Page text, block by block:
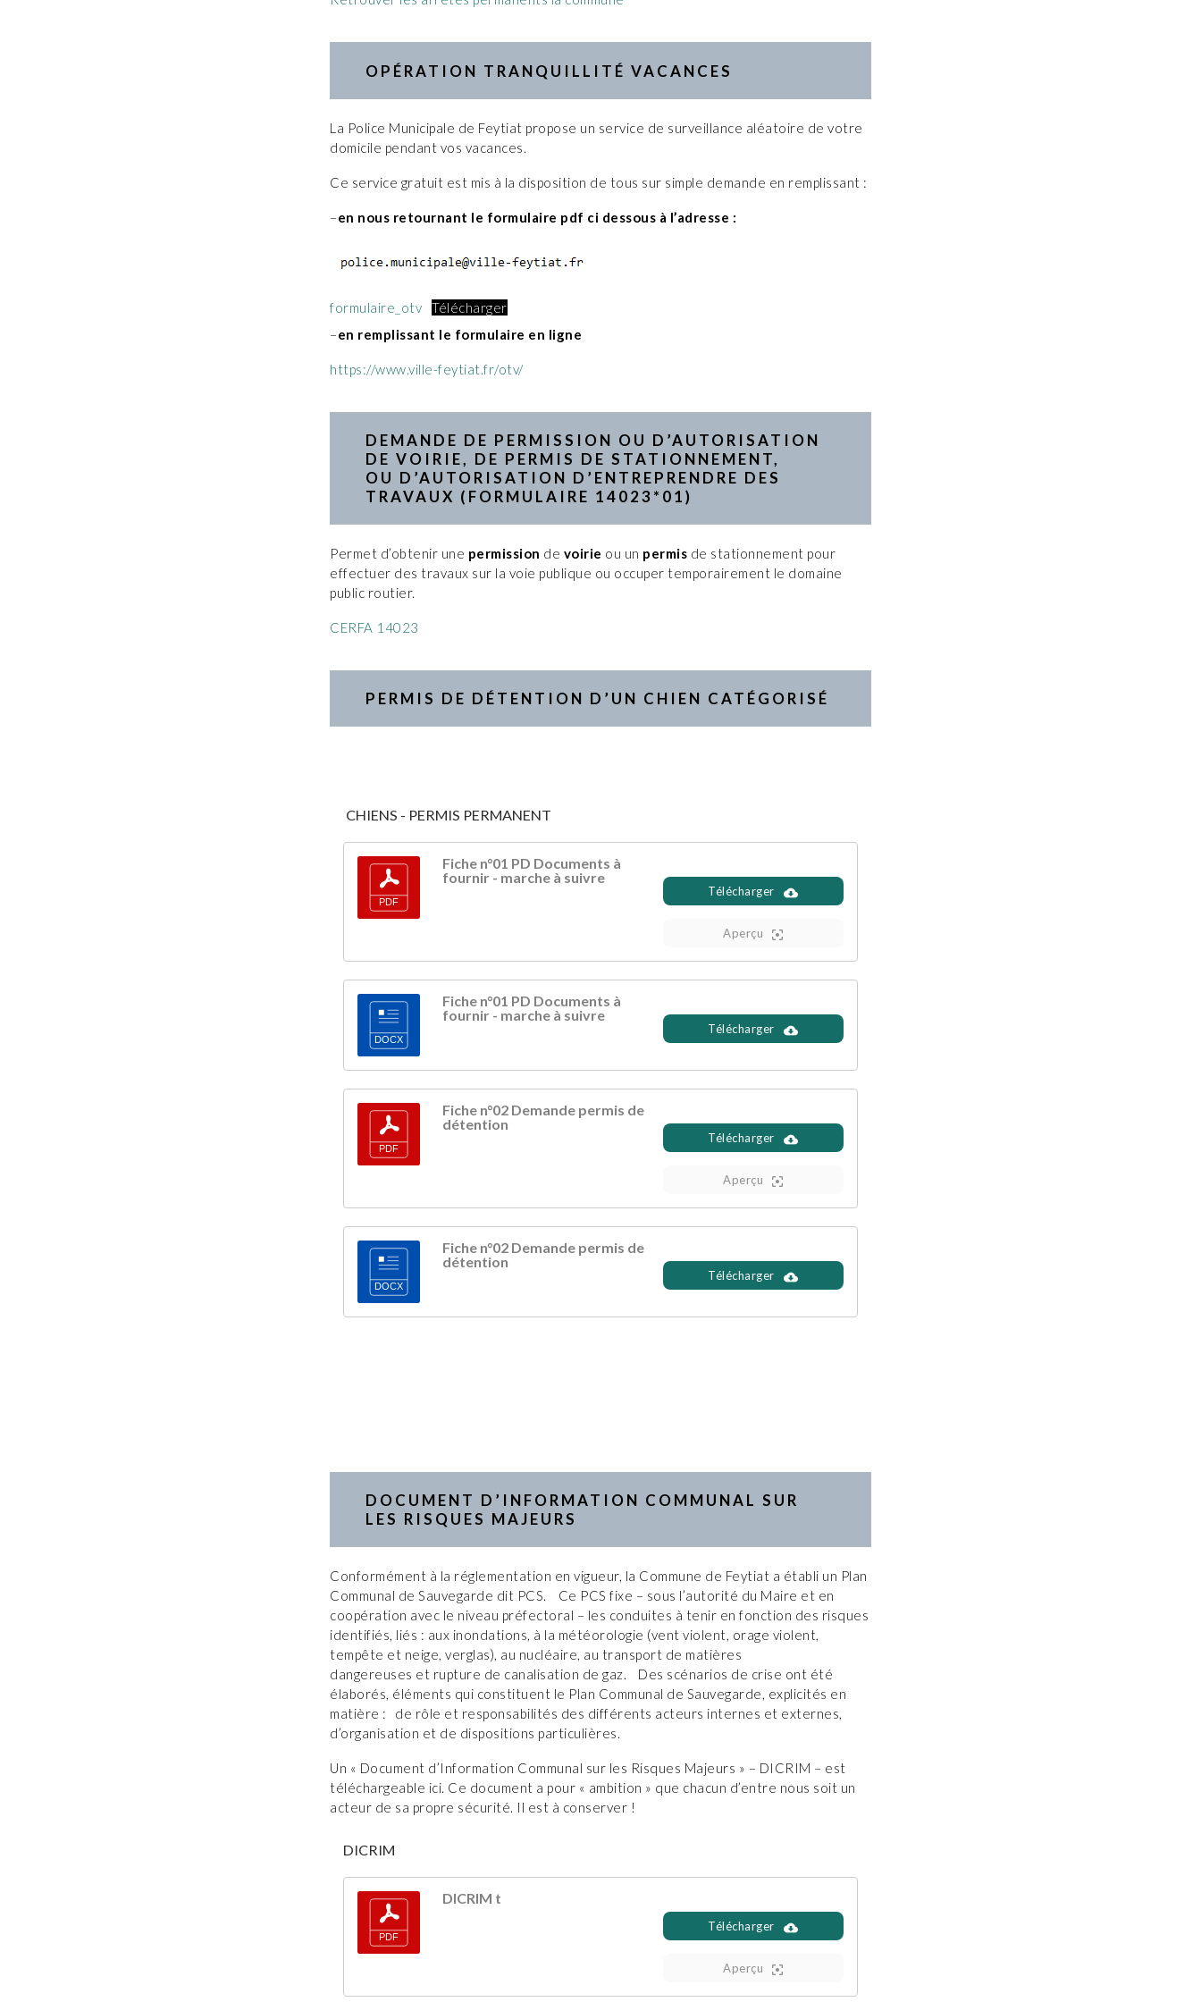
OPÉRATION TRANQUILLITÉ VACANCES
La Police Municipale de Feytiat propose un service de surveillance aléatoire de votre
domicile pendant vos vacances.
Ce service gratuit est mis à la disposition de tous sur simple demande en remplissant :
–en nous retournant le formulaire pdf ci dessous à l’adresse :
formulaire_otv
Télécharger
–en remplissant le formulaire en ligne
https://www.ville-feytiat.fr/otv/
DEMANDE DE PERMISSION OU D’AUTORISATION
DE VOIRIE, DE PERMIS DE STATIONNEMENT,
OU D’AUTORISATION D’ENTREPRENDRE DES
TRAVAUX ( FORMULAIRE 14023*01)
Permet d’obtenir une permission de voirie ou un permis de stationnement pour
effectuer des travaux sur la voie publique ou occuper temporairement le domaine
public routier.
CERFA 14023
PERMIS DE DÉTENTION D’UN CHIEN CATÉGORISÉ
CHIENS - PERMIS PERMANENT
Fiche n°01 PD Documents à
fournir - marche à suivre
Télécharger
Aperçu
Fiche n°01 PD Documents à
fournir - marche à suivre
Télécharger
Fiche n°02 Demande permis de
détention
Télécharger
Aperçu
Fiche n°02 Demande permis de
détention
Télécharger
DOCUMENT D’INFORMATION COMMUNAL SUR
LES RISQUES MAJEURS
Conformément à la réglementation en vigueur, la Commune de Feytiat a établi un Plan
Communal de Sauvegarde dit PCS. Ce PCS fixe – sous l’autorité du Maire et en
coopération avec le niveau préfectoral – les conduites à tenir en fonction des risques
identifiés, liés : aux inondations, à la météorologie (vent violent, orage violent,
tempête et neige, verglas), au nucléaire, au transport de matières
dangereuses et rupture de canalisation de gaz. Des scénarios de crise ont été
élaborés, éléments qui constituent le Plan Communal de Sauvegarde, explicités en
matière : de rôle et responsabilités des différents acteurs internes et externes,
d’organisation et de dispositions particulières.
Un « Document d’Information Communal sur les Risques Majeurs » – DICRIM – est
téléchargeable ici. Ce document a pour « ambition » que chacun d’entre nous soit un
acteur de sa propre sécurité. Il est à conserver !
DICRIM
DICRIM t
Télécharger
Aperçu